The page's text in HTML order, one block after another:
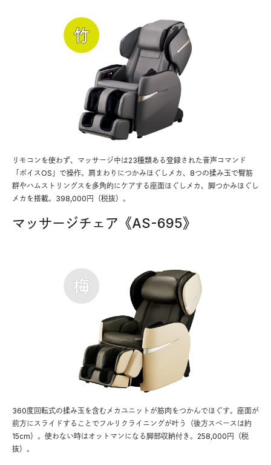
リモコンを使わず、マッサージ中は23種類ある登録された音声コマンド
「ボイスOS」で操作。肩まわりにつかみほぐしメカ、8つの揉み玉で臀筋
群やハムストリングスを多角的にケアする座面ほぐしメカ、脚つかみほぐし
メカを搭載。398,000円（税抜）。
マッサージチェア《AS-695》
360度回転式の揉み玉を含むメカユニットが筋肉をつかんでほぐす。座面が
前方にスライドすることでフルリクライニングが叶う（後方スペースは約
15cm）。使わない時はオットマンになる脚部収納付き。258,000円（税
抜）。